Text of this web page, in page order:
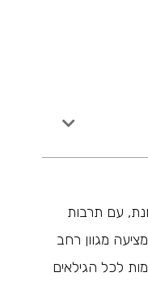
עם תרבות
מגוון רחב
לכל הגילאים